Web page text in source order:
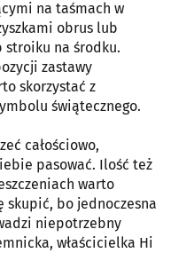
na taśmach w
obrus lub
na środku.
zastawy
skorzystać z
świątecznego.
całościowo,
pasować. Ilość też
warto
skupić, bo jednoczesna
niepotrzebny
właścicielka Hi